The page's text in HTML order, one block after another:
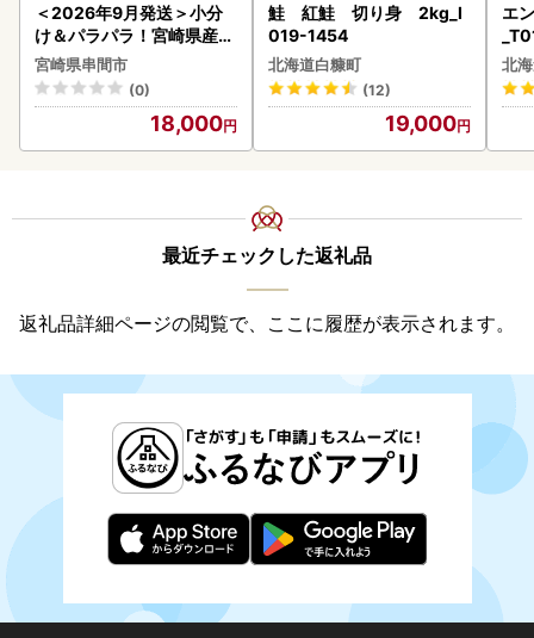
＜2026年9月発送＞小分
け＆パラパラ！宮崎県産鶏
ももカット合計3kg_K043
-009-2609
宮崎県串間市
(0)
18,000
鮭 紅鮭 切り身 2kg_I
019-1454
北海道白糠町
(12)
19,000
エ
北
最近チェックした返礼品
返礼品詳細ページの閲覧で、ここに履歴が表示されます。